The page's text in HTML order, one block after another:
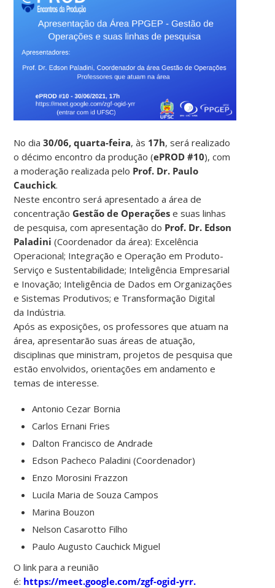
No dia30/06, quarta-feira, às 17h, será realizado
o décimo encontro da produção (ePROD #10), com
a moderação realizada pelo Prof. Dr. Paulo
Cauchick.
Neste encontro será apresentado a área de
concentração Gestão de Operações e suas linhas
de pesquisa, com apresentação do Prof. Dr. Edson
Paladini (Coordenador da área): Excelência
Operacional; Integração e Operação em Produto-
Serviço e Sustentabilidade; Inteligência Empresarial
e Inovação; Inteligência de Dados em Organizações
e Sistemas Produtivos; e Transformação Digital
da Indústria.
Após as exposições, os professores que atuam na
área, apresentarão suas áreas de atuação,
disciplinas que ministram, projetos de pesquisa que
estão envolvidos, orientações em andamento e
temas de interesse.
Antonio Cezar Bornia
Carlos Ernani Fries
Dalton Francisco de Andrade
Edson Pacheco Paladini (Coordenador)
Enzo Morosini Frazzon
Lucila Maria de Souza Campos
Marina Bouzon
Nelson Casarotto Filho
Paulo Augusto Cauchick Miguel
O link para a reunião
é: https://meet.google.com/zgf-ogid-yrr.